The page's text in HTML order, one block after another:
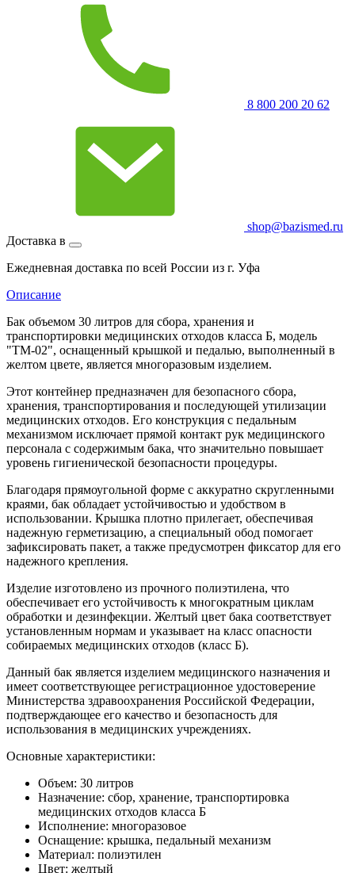
8 800 200 20 62
shop@bazismed.ru
Доставка в
Ежедневная доставка по всей России из г. Уфа
Описание
Бак объемом 30 литров для сбора, хранения и
транспортировки медицинских отходов класса Б, модель
"ТМ-02", оснащенный крышкой и педалью, выполненный в
желтом цвете, является многоразовым изделием.
Этот контейнер предназначен для безопасного сбора,
хранения, транспортирования и последующей утилизации
медицинских отходов. Его конструкция с педальным
механизмом исключает прямой контакт рук медицинского
персонала с содержимым бака, что значительно повышает
уровень гигиенической безопасности процедуры.
Благодаря прямоугольной форме с аккуратно скругленными
краями, бак обладает устойчивостью и удобством в
использовании. Крышка плотно прилегает, обеспечивая
надежную герметизацию, а специальный обод помогает
зафиксировать пакет, а также предусмотрен фиксатор для его
надежного крепления.
Изделие изготовлено из прочного полиэтилена, что
обеспечивает его устойчивость к многократным циклам
обработки и дезинфекции. Желтый цвет бака соответствует
установленным нормам и указывает на класс опасности
собираемых медицинских отходов (класс Б).
Данный бак является изделием медицинского назначения и
имеет соответствующее регистрационное удостоверение
Министерства здравоохранения Российской Федерации,
подтверждающее его качество и безопасность для
использования в медицинских учреждениях.
Основные характеристики:
Объем: 30 литров
Назначение: сбор, хранение, транспортировка
медицинских отходов класса Б
Исполнение: многоразовое
Оснащение: крышка, педальный механизм
Материал: полиэтилен
Цвет: желтый